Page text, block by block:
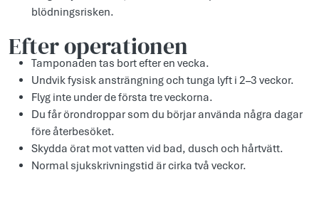
blödningsrisken.
Efter operationen
Tamponaden tas bort efter en vecka.
Undvik fysisk ansträngning och tunga lyft i 2–3 veckor.
Flyg inte under de första tre veckorna.
Du får örondroppar som du börjar använda några dagar
före återbesöket.
Skydda örat mot vatten vid bad, dusch och hårtvätt.
Normal sjukskrivningstid är cirka två veckor.